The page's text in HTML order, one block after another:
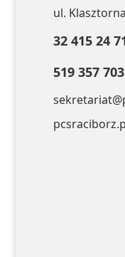
ul.
32 415 24
519 357 703